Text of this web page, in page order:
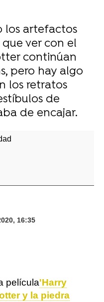
los artefactos
ver con el
continúan
pero hay algo
los retratos
de
de encajar.
16:35
película'Harry
y la piedra